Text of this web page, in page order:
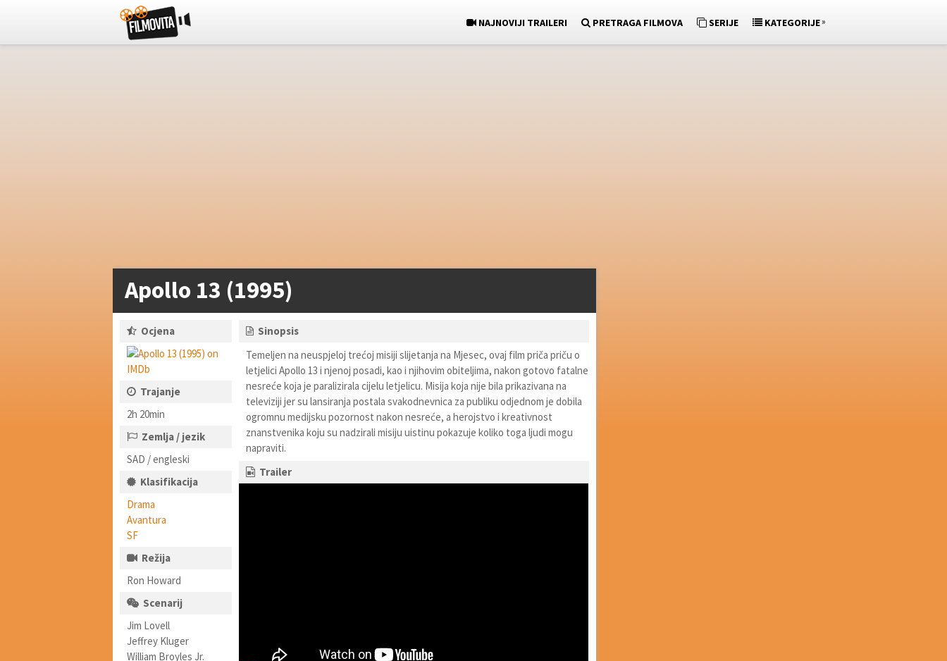
NAJNOVIJI TRAILERI PRETRAGA FILMOVA SERIJE KATEGORIJE»
Apollo 13 (1995)
Ocjena
Trajanje
2h 20min
Zemlja / jezik
SAD / engleski
Klasifikacija
Drama
Avantura
SF
Režija
Ron Howard
Scenarij
Jim Lovell
Jeffrey Kluger
William Broyles Jr.
Sinopsis
Temeljen na neuspjeloj trećoj misiji slijetanja na Mjesec, ovaj film priča priču o
letjelici Apollo 13 i njenoj posadi, kao i njihovim obiteljima, nakon gotovo fatalne
nesreće koja je paralizirala cijelu letjelicu. Misija koja nije bila prikazivana na
televiziji jer su lansiranja postala svakodnevnica za publiku odjednom je dobila
ogromnu medijsku pozornost nakon nesreće, a herojstvo i kreativnost
znanstvenika koju su nadzirali misiju uistinu pokazuje koliko toga ljudi mogu
napraviti.
Trailer